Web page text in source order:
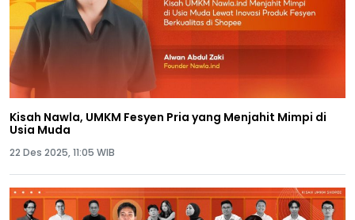
Kisah Nawla, UMKM Fesyen Pria yang Menjahit Mimpi di
Usia Muda
22 Des 2025, 11:05 WIB